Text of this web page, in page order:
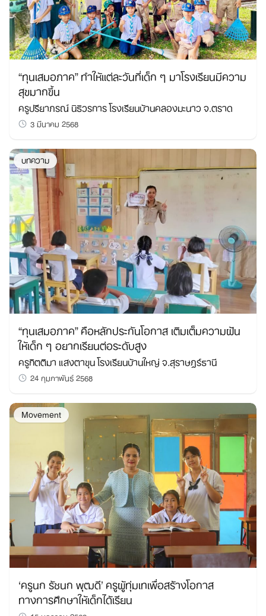
“ทุนเสมอภาค” ทำให้แต่ละวันที่เด็ก ๆ มาโรงเรียนมีความ
สุขมากขึ้น
ครูปรียาภรณ์ นิธิวรการ โรงเรียนบ้านคลองมะนาว จ.ตราด
3 มีนาคม 2568
บทความ
“ทุนเสมอภาค” คือหลักประกันโอกาส เติมเต็มความฝัน
ให้เด็ก ๆ อยากเรียนต่อระดับสูง
ครูกิตติมา แสงตาขุน โรงเรียนบ้านใหญ่ จ.สุราษฎร์ธานี
24 กุมภาพันธ์ 2568
Movement
‘ครูนก รัชนก พุฒดี’ ครูผู้ทุ่มเทเพื่อสร้างโอกาส
ทางการศึกษาให้เด็กได้เรียน